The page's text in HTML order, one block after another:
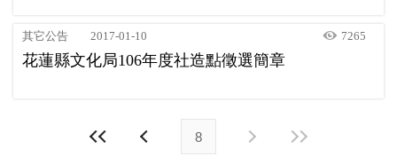
其它公告 2017-01-10 7265
花蓮縣文化局106年度社造點徵選簡章
8